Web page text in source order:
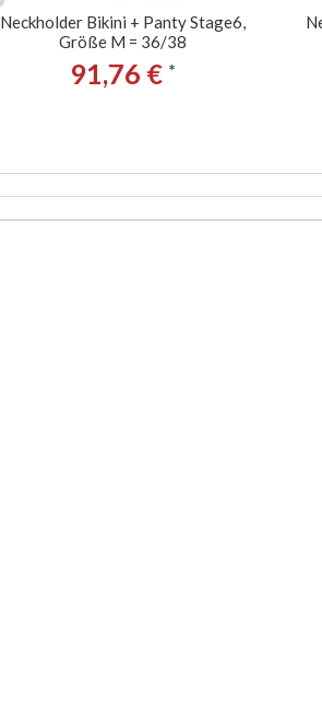
Neckholder Bikini + Panty Stage6,
Größe M = 36/38
91,76 € *